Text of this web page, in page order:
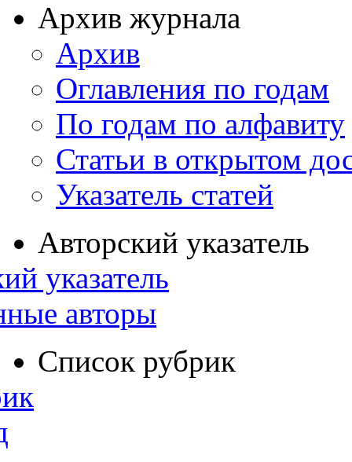
Архив журнала
Архив
Оглавления по годам
По годам по алфавиту
Статьи в открытом
Указатель статей
Авторский указатель
указатель
авторы
Список рубрик